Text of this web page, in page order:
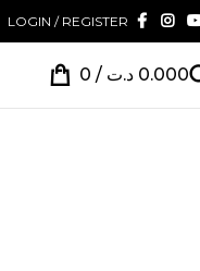
LOGIN / REGISTER
0 / 0.000 د.ت